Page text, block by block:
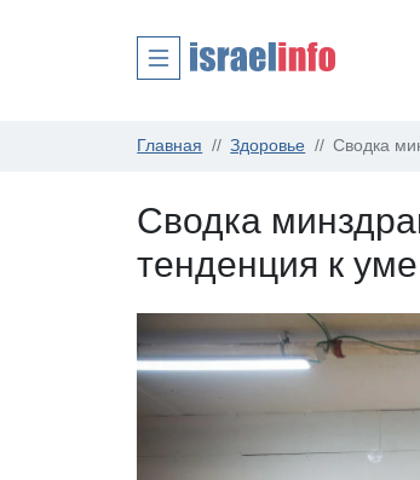
Главная Здоровье Сводка
Сводка
тенденция к